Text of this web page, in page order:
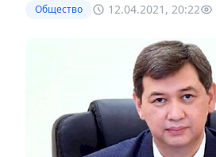
Общество 12.04.2021, 20:22